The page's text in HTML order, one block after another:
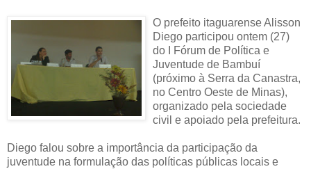
O prefeito itaguarense Alisson
Diego participou ontem (27)
do I Fórum de Política e
Juventude de Bambuí
(próximo à Serra da Canastra,
no Centro Oeste de Minas),
organizado pela sociedade
civil e apoiado pela prefeitura.
Diego falou sobre a importância da participação da
juventude na formulação das políticas públicas locais e